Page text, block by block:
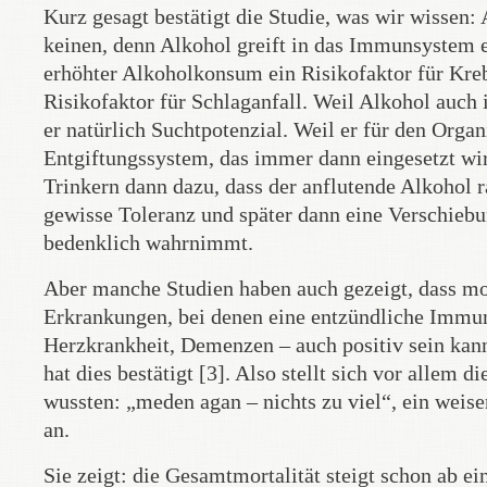
Kurz gesagt bestätigt die Studie, was wir
keinen, denn Alkohol greift in das
erhöhter Alkoholkonsum ein Risikofaktor für
Risikofaktor für Schlaganfall. Weil Alkohol auch
er natürlich Suchtpotenzial. Weil er für den
Entgiftungssystem, das immer dann eingesetzt
Trinkern dann dazu, dass der anflutende Alkohol
gewisse Toleranz und später dann eine
bedenklich wahrnimmt.
Aber manche Studien haben auch gezeigt, dass
Erkrankungen, bei denen eine entzündliche
Herzkrankheit, Demenzen – auch positiv sein
hat dies bestätigt [3]. Also stellt sich vor allem
wussten: „meden agan – nichts zu viel“, ein
an.
Sie zeigt: die Gesamtmortalität steigt schon ab